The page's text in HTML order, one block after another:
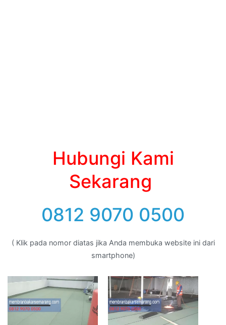
Hubungi Kami
Sekarang
0812 9070 0500
( Klik pada nomor diatas jika Anda membuka website ini dari
smartphone)